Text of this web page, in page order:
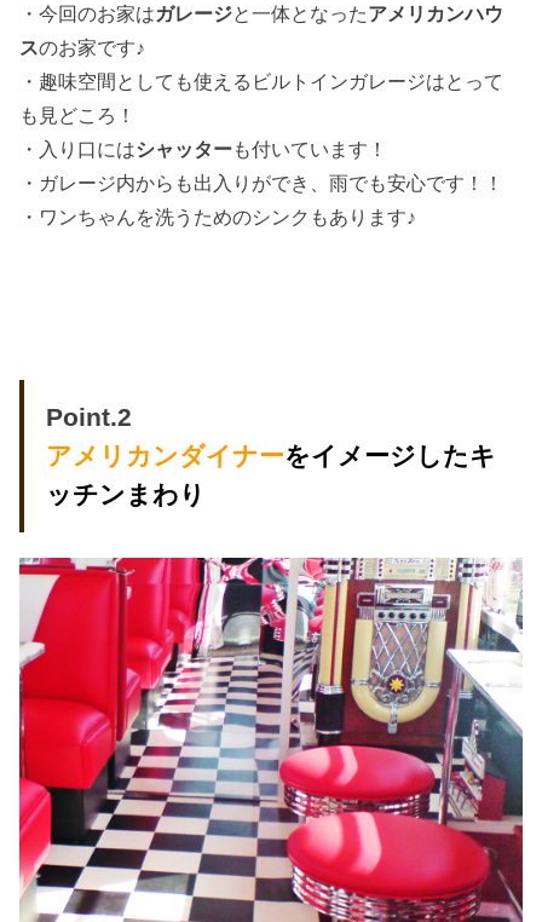
・今回のお家はガレージと一体となったアメリカンハウ
スのお家です♪
・趣味空間としても使えるビルトインガレージはとって
も見どころ！
・入り口にはシャッターも付いています！
・ガレージ内からも出入りができ、雨でも安心です！！
・ワンちゃんを洗うためのシンクもあります♪
Point.2
アメリカンダイナーをイメージしたキ
ッチンまわり